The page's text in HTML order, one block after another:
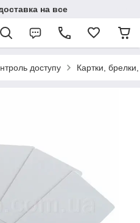
на все
доступу Картки, брелки,